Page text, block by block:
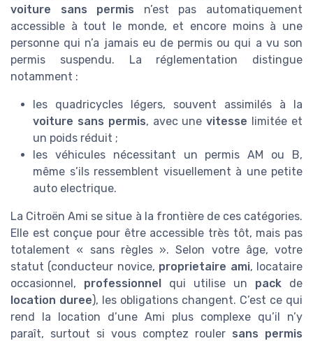
voiture sans permis n’est pas automatiquement
accessible à tout le monde, et encore moins à une
personne qui n’a jamais eu de permis ou qui a vu son
permis suspendu. La réglementation distingue
notamment :
les quadricycles légers, souvent assimilés à la
voiture sans permis, avec unevitesse limitée et
un poids réduit ;
les véhicules nécessitant un permis AM ou B,
même s’ils ressemblent visuellement à une petite
auto electrique.
La Citroën Ami se situe à la frontière de ces catégories.
Elle est conçue pour être accessible très tôt, mais pas
totalement « sans règles ». Selon votre âge, votre
statut (conducteur novice, proprietaire ami, locataire
occasionnel, professionnel qui utilise un pack de
location duree), les obligations changent. C’est ce qui
rend la location d’une Ami plus complexe qu’il n’y
paraît, surtout si vous comptez rouler sans permis